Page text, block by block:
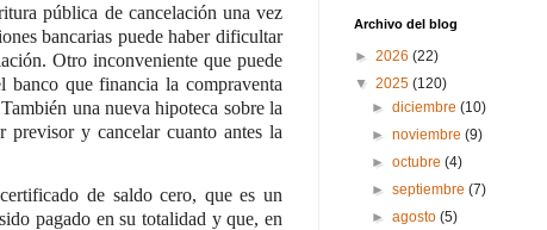
pública de cancelación una vez
bancarias puede haber dificultar
Otro inconveniente que puede
banco que financia la compraventa
una nueva hipoteca sobre la
y cancelar cuanto antes la
de saldo cero, que es un
pagado en su totalidad y que, en
Archivo del blog
► 2026 (22)
▼ 2025 (120)
►diciembre(10)
►noviembre(9)
►octubre(4)
►septiembre(7)
►agosto(5)